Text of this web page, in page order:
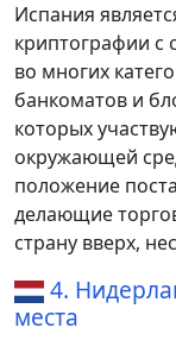
Испания
криптографии
во многих
банкоматов и
которых
окружающей
положение
делающие
страну вверх,
4.
места